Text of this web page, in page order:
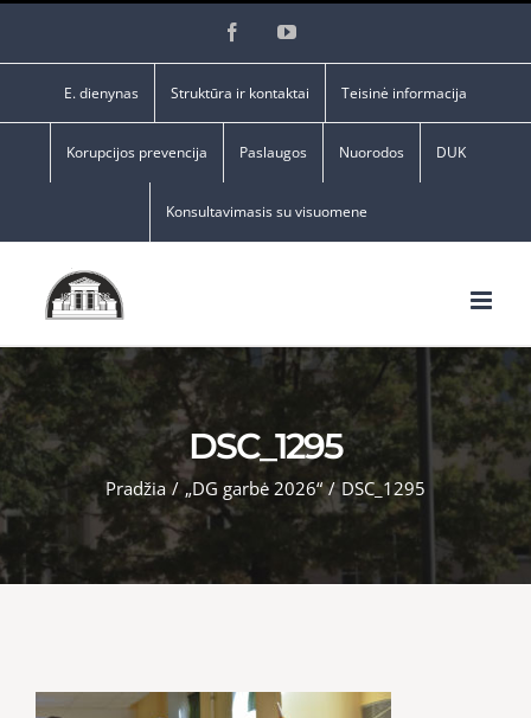
FacebookYouTube
E. dienynas Struktūra ir kontaktai Teisinė informacija
Korupcijos prevencija Paslaugos Nuorodos DUK
Konsultavimasis su visuomene
DSC_1295
Pradžia / „DG garbė 2026“ / DSC_1295